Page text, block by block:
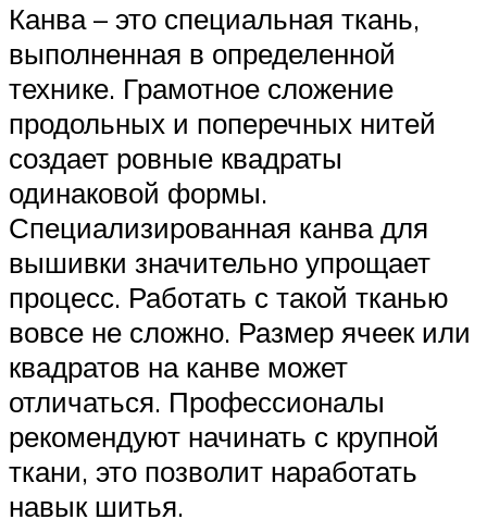
Канва – это специальная ткань,
выполненная в определенной
технике. Грамотное сложение
продольных и поперечных нитей
создает ровные квадраты
одинаковой формы.
Специализированная канва для
вышивки значительно упрощает
процесс. Работать с такой тканью
вовсе не сложно. Размер ячеек или
квадратов на канве может
отличаться. Профессионалы
рекомендуют начинать с крупной
ткани, это позволит наработать
навык шитья.